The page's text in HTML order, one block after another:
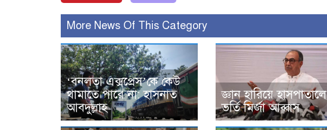
More News Of This Category
‘বনলতা এক্সপ্রেস’কে কেউ
থামাতে পারে না: হাসনাত
আবদুল্লাহ
জ্ঞান হারিয়ে হাসপাতালে
ভর্তি মির্জা আব্বাস